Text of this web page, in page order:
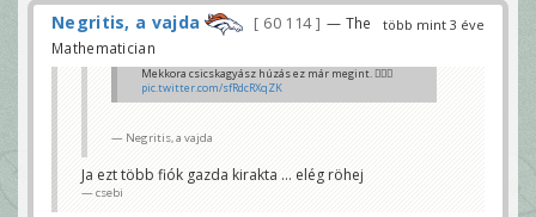
több mint 3 éve
Negritis, a vajda 60 114
— The
Mathematician
Mekkora csicskagyász húzás ez már megint. 🤦🏻‍♂️
pic.twitter.com/sfRdcRXqZK
Negritis, a vajda
Ja ezt több fiók gazda kirakta … elég röhej
csebi